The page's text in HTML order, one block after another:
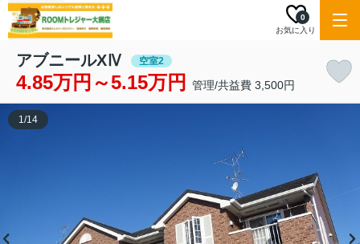
お気に入り
0
アブニールXⅣ 空室2
4.85万円～5.15万円 管理/共益費 3,500円
1/14